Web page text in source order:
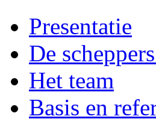
Presentatie
De
Het team
Basis en